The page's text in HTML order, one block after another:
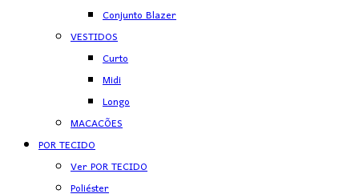
Conjunto Blazer
VESTIDOS
Curto
Midi
Longo
MACACÕES
POR TECIDO
Ver POR TECIDO
Poliéster